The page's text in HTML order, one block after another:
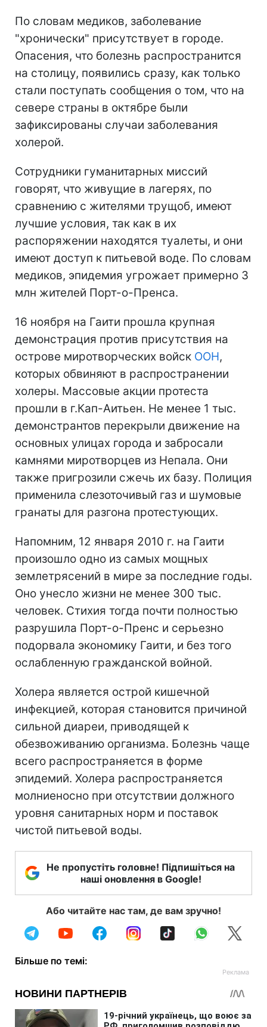
По словам медиков, заболевание
"хронически" присутствует в городе.
Опасения, что болезнь распространится
на столицу, появились сразу, как только
стали поступать сообщения о том, что на
севере страны в октябре были
зафиксированы случаи заболевания
холерой.
Сотрудники гуманитарных миссий
говорят, что живущие в лагерях, по
сравнению с жителями трущоб, имеют
лучшие условия, так как в их
распоряжении находятся туалеты, и они
имеют доступ к питьевой воде. По словам
медиков, эпидемия угрожает примерно 3
млн жителей Порт-о-Пренса.
16 ноября на Гаити прошла крупная
демонстрация против присутствия на
острове миротворческих войск ООН,
которых обвиняют в распространении
холеры. Массовые акции протеста
прошли в г.Кап-Аитьен. Не менее 1 тыс.
демонстрантов перекрыли движение на
основных улицах города и забросали
камнями миротворцев из Непала. Они
также пригрозили сжечь их базу. Полиция
применила слезоточивый газ и шумовые
гранаты для разгона протестующих.
Напомним, 12 января 2010 г. на Гаити
произошло одно из самых мощных
землетрясений в мире за последние годы.
Оно унесло жизни не менее 300 тыс.
человек. Стихия тогда почти полностью
разрушила Порт-о-Пренс и серьезно
подорвала экономику Гаити, и без того
ослабленную гражданской войной.
Холера является острой кишечной
инфекцией, которая становится причиной
сильной диареи, приводящей к
обезвоживанию организма. Болезнь чаще
всего распространяется в форме
эпидемий. Холера распространяется
молниеносно при отсутствии должного
уровня санитарных норм и поставок
чистой питьевой воды.
Не пропустіть головне! Підпишіться на
наші оновлення в Google!
Або читайте нас там, де вам зручно!
Більше по темі: